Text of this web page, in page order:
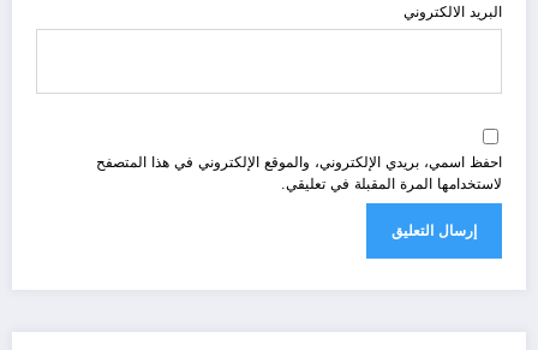
البريد الالكتروني
احفظ اسمي، بريدي الإلكتروني، والموقع الإلكتروني في هذا المتصفح
لاستخدامها المرة المقبلة في تعليقي.